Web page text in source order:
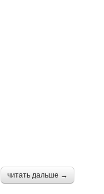
читать дальше →